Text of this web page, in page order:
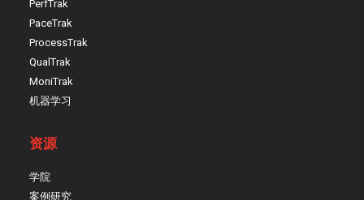
PerfTrak
PaceTrak
ProcessTrak
QualTrak
MoniTrak
机器学习
资源
学院
案例研究